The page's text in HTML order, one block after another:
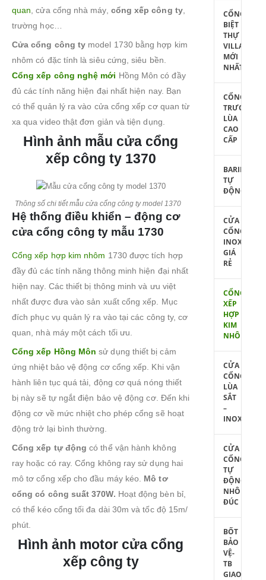
quan , cửa cổng nhà máy, cổng xếp công ty,
trường học…
Cửa cổng công ty model 1730 bằng hợp kim
nhôm có đặc tính là siêu cứng, siêu bền.
Cổng xếp công nghệ mới Hồng Môn có đầy
đủ các tính năng hiện đại nhất hiện nay. Bạn
có thể quản lý ra vào cửa cổng xếp cơ quan từ
xa qua video thật đơn giản và tiện dụng.
Hình ảnh mẫu cửa cổng
xếp công ty 1370
Thông số chi tiết mẫu cửa cổng công ty model 1370
Hệ thống điều khiển – động cơ
cửa cổng công ty mẫu 1730
Cổng xếp hợp kim nhôm 1730 được tích hợp
đầy đủ các tính năng thông minh hiện đại nhất
hiện nay. Các thiết bị thông minh và ưu việt
nhất được đưa vào sản xuất cổng xếp. Mục
đích phục vụ quản lý ra vào tại các công ty, cơ
quan, nhà máy một cách tối ưu.
Cổng xếp Hồng Mônsử dụng thiết bị cảm
ứng nhiệt bảo vệ động cơ cổng xếp. Khi vận
hành liên tục quá tải, động cơ quá nóng thiết
bị này sẽ tự ngắt điện bảo vệ động cơ. Đến khi
động cơ về mức nhiệt cho phép cổng sẽ hoạt
động trở lại bình thường.
Cổng xếp tự động có thể vận hành không
ray hoặc có ray. Cổng không ray sử dụng hai
mô tơ cổng xếp cho đầu máy kéo. Mô tơ
cổng có công suất 370W. Hoạt động bèn bỉ,
có thể kéo cổng tối đa dài 30m và tốc độ 15m/
phút.
Hình ảnh motor cửa cổng
xếp công ty
CỔNG
BIỆT
THỰ
VILLA
MỚI
NHẤT
CỔNG
TRƯỢT
LÙA
CAO
CẤP
BARIE
TỰ
ĐỘNG
CỬA
CỔNG
INOX
GIÁ
RẺ
CỔNG
XẾP
HỢP
KIM
NHÔM
CỬA
CỔNG
LÙA
SẮT
–
INOX
CỬA
CỔNG
TỰ
ĐỘNG
NHÔM
ĐÚC
BỐT
BẢO
VỆ-
TB
GIAO